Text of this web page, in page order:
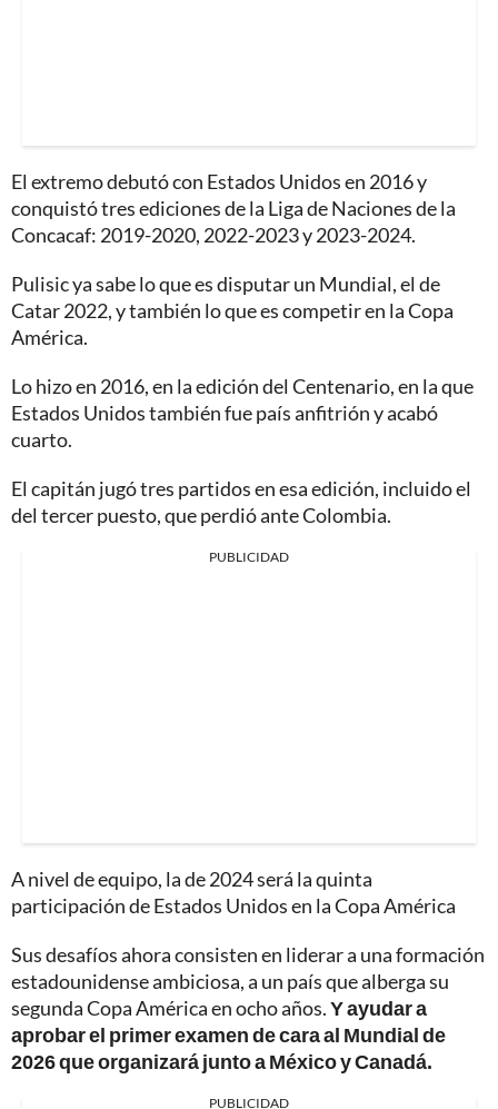
El extremo debutó con Estados Unidos en 2016 y
conquistó tres ediciones de la Liga de Naciones de la
Concacaf: 2019-2020, 2022-2023 y 2023-2024.
Pulisic ya sabe lo que es disputar un Mundial, el de
Catar 2022, y también lo que es competir en la Copa
América.
Lo hizo en 2016, en la edición del Centenario, en la que
Estados Unidos también fue país anfitrión y acabó
cuarto.
El capitán jugó tres partidos en esa edición, incluido el
del tercer puesto, que perdió ante Colombia.
PUBLICIDAD
A nivel de equipo, la de 2024 será la quinta
participación de Estados Unidos en la Copa América
Sus desafíos ahora consisten en liderar a una formación
estadounidense ambiciosa, a un país que alberga su
segunda Copa América en ocho años.Y ayudar a
aprobar el primer examen de cara al Mundial de
2026 que organizará junto a México y Canadá.
PUBLICIDAD